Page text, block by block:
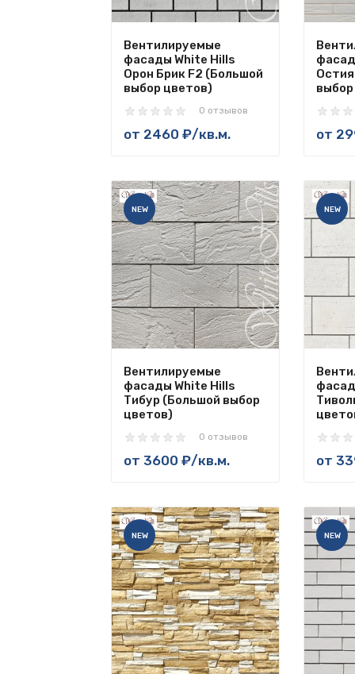
Вентилируемые
фасады White Hills
Орон Брик F2 (Большой
выбор цветов)
0 отзывов
от 2460 ₽/кв.м. от
NEW
Вентилируемые
фасады White Hills
Тибур (Большой выбор
цветов)
0 отзывов
от 3600 ₽/кв.м.
NEW
от
NEW NEW